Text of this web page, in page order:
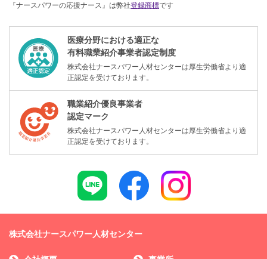
『ナースパワーの応援ナース』は弊社登録商標です
医療分野における適正な
有料職業紹介事業者認定制度
株式会社ナースパワー人材センターは厚生労働省より適
正認定を受けております。
職業紹介優良事業者
認定マーク
株式会社ナースパワー人材センターは厚生労働省より適
正認定を受けております。
株式会社ナースパワー人材センター